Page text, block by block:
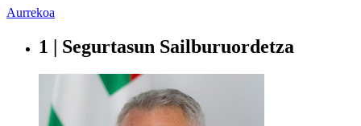
Aurrekoa
1 | Segurtasun Sailburuordetza